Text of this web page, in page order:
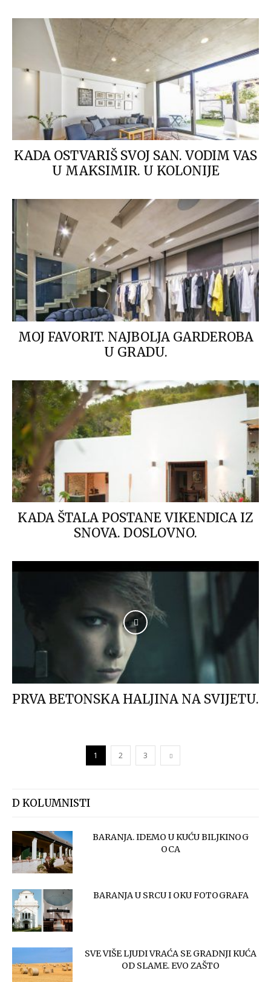
KADA OSTVARIŠ SVOJ SAN. VODIM VAS
U MAKSIMIR. U KOLONIJE
MOJ FAVORIT. NAJBOLJA GARDEROBA
U GRADU.
KADA ŠTALA POSTANE VIKENDICA IZ
SNOVA. DOSLOVNO.
PRVA BETONSKA HALJINA NA SVIJETU.
1 2 3
D KOLUMNISTI
BARANJA. IDEMO U KUĆU BILJKINOG
OCA
BARANJA U SRCU I OKU FOTOGRAFA
SVE VIŠE LJUDI VRAĆA SE GRADNJI KUĆA
OD SLAME. EVO ZAŠTO